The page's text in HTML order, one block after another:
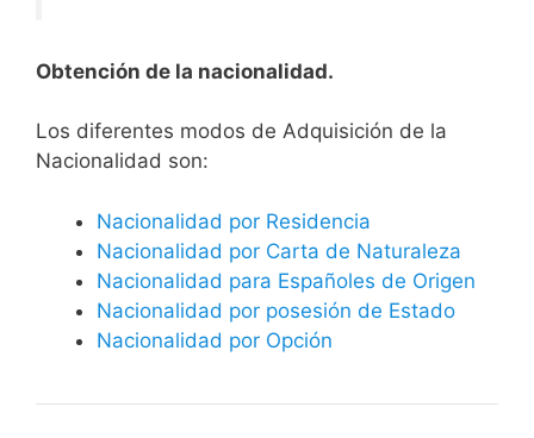
Obtención de la nacionalidad.
​​​Los diferentes modos de Adquisición de la
Nacionalidad son:
Nacionalidad por Residencia
Nacionalidad por Carta de Naturaleza
Nacionalidad para Españoles de Origen
Nacionalidad por posesión de Estado
Nacionalidad por Opción